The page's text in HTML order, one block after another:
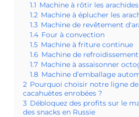
1.1 Machine à rôtir les arachides
1.2 Machine à éplucher les
1.3 Machine de revêtement
1.4 Four à convection
1.5 Machine à friture continue
1.6 Machine de refroidissement
1.7 Machine à assaisonner
1.8 Machine d’emballage
2 Pourquoi choisir notre ligne
cacahuètes enrobées ?
3 Débloquez des profits sur le
des snacks en Russie